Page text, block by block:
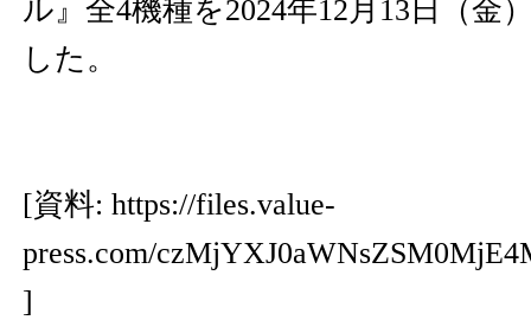
ル』全4機種を2024年12月13日（金
した。
[資料: https://files.value-
press.com/
]